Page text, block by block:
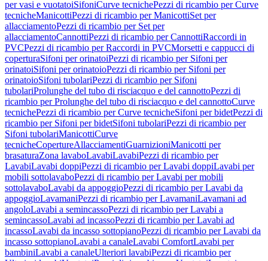
per vasi e vuotatoiSifoniCurve tecnichePezzi di ricambio per Curve
tecnicheManicottiPezzi di ricambio per ManicottiSet per
allacciamentoPezzi di ricambio per Set per
allacciamentoCannottiPezzi di ricambio per CannottiRaccordi in
PVCPezzi di ricambio per Raccordi in PVCMorsetti e cappucci di
coperturaSifoni per orinatoiPezzi di ricambio per Sifoni per
orinatoiSifoni per orinatoioPezzi di ricambio per Sifoni per
orinatoioSifoni tubolariPezzi di ricambio per Sifoni
tubolariProlunghe del tubo di risciacquo e del cannottoPezzi di
ricambio per Prolunghe del tubo di risciacquo e del cannottoCurve
tecnichePezzi di ricambio per Curve tecnicheSifoni per bidetPezzi di
ricambio per Sifoni per bidetSifoni tubolariPezzi di ricambio per
Sifoni tubolariManicottiCurve
tecnicheCopertureAllacciamentiGuarnizioniManicotti per
brasaturaZona lavaboLavabiLavabiPezzi di ricambio per
LavabiLavabi doppiPezzi di ricambio per Lavabi doppiLavabi per
mobili sottolavaboPezzi di ricambio per Lavabi per mobili
sottolavaboLavabi da appoggioPezzi di ricambio per Lavabi da
appoggioLavamaniPezzi di ricambio per LavamaniLavamani ad
angoloLavabi a semincassoPezzi di ricambio per Lavabi a
semincassoLavabi ad incassoPezzi di ricambio per Lavabi ad
incassoLavabi da incasso sottopianoPezzi di ricambio per Lavabi da
incasso sottopianoLavabi a canaleLavabi ComfortLavabi per
bambiniLavabi a canaleUlteriori lavabiPezzi di ricambio per